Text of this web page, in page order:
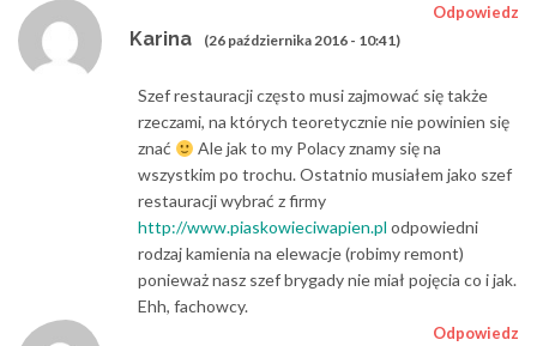
Karina (26 października 2016 - 10:41)
Odpowiedz
Szef restauracji często musi zajmować się także
rzeczami, na których teoretycznie nie powinien się
znać
Ale jak to my Polacy znamy się na
wszystkim po trochu. Ostatnio musiałem jako szef
restauracji wybrać z firmy
http://www.piaskowieciwapien.pl odpowiedni
rodzaj kamienia na elewacje (robimy remont)
ponieważ nasz szef brygady nie miał pojęcia co i jak.
Ehh, fachowcy.
Odpowiedz